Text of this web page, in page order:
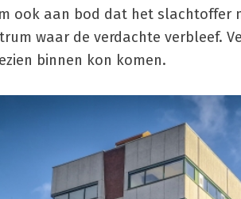
ook aan bod dat het slachtoffer
waar de verdachte verbleef.
binnen kon komen.